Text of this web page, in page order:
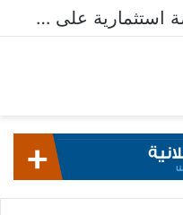
الاسكان تطرح 99 فرصة استثمارية على بوابة خدمات المستثمرين للشركات المصرية واستقبال 204 طلبات للشركات الأجنبية